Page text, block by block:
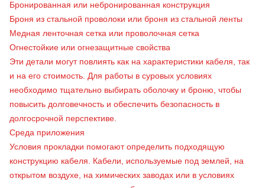
Бронированная или небронированная конструкция
Броня из стальной проволоки или броня из стальной ленты
Медная ленточная сетка или проволочная сетка
Огнестойкие или огнезащитные свойства
Эти детали могут повлиять как на характеристики кабеля, так
и на его стоимость. Для работы в суровых условиях
необходимо тщательно выбирать оболочку и броню, чтобы
повысить долговечность и обеспечить безопасность в
долгосрочной перспективе.
Среда приложения
Условия прокладки помогают определить подходящую
конструкцию кабеля. Кабели, используемые под землей, на
открытом воздухе, на химических заводах или в условиях